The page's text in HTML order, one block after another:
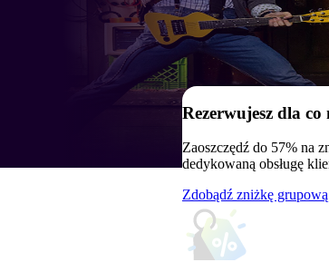
Rezerwujesz dla
Zaoszczędź do 57% na
dedykowaną obsługę
Zdobądź zniżkę grupową